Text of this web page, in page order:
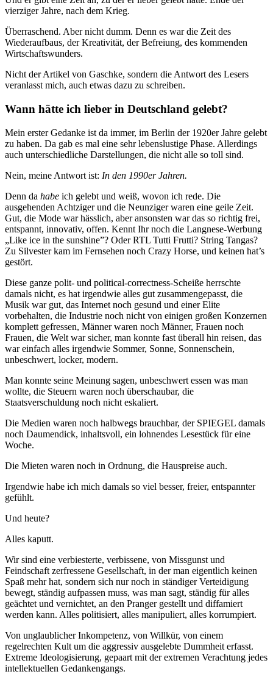
vierziger Jahre, nach dem Krieg.
Überraschend. Aber nicht dumm. Denn es war die Zeit des
Wiederaufbaus, der Kreativität, der Befreiung, des kommenden
Wirtschaftswunders.
Nicht der Artikel von Gaschke, sondern die Antwort des Lesers
veranlasst mich, auch etwas dazu zu schreiben.
Wann hätte ich lieber in Deutschland gelebt?
Mein erster Gedanke ist da immer, im Berlin der 1920er Jahre gelebt
zu haben. Da gab es mal eine sehr lebenslustige Phase. Allerdings
auch unterschiedliche Darstellungen, die nicht alle so toll sind.
Nein, meine Antwort ist: In den 1990er Jahren.
Denn da habe ich gelebt und weiß, wovon ich rede. Die
ausgehenden Achtziger und die Neunziger waren eine geile Zeit.
Gut, die Mode war hässlich, aber ansonsten war das so richtig frei,
entspannt, innovativ, offen. Kennt Ihr noch die Langnese-Werbung
„Like ice in the sunshine”? Oder RTL Tutti Frutti? String Tangas?
Zu Silvester kam im Fernsehen noch Crazy Horse, und keinen hat’s
gestört.
Diese ganze polit- und political-correctness-Scheiße herrschte
damals nicht, es hat irgendwie alles gut zusammengepasst, die
Musik war gut, das Internet noch gesund und einer Elite
vorbehalten, die Industrie noch nicht von einigen großen Konzernen
komplett gefressen, Männer waren noch Männer, Frauen noch
Frauen, die Welt war sicher, man konnte fast überall hin reisen, das
war einfach alles irgendwie Sommer, Sonne, Sonnenschein,
unbeschwert, locker, modern.
Man konnte seine Meinung sagen, unbeschwert essen was man
wollte, die Steuern waren noch überschaubar, die
Staatsverschuldung noch nicht eskaliert.
Die Medien waren noch halbwegs brauchbar, der SPIEGEL damals
noch Daumendick, inhaltsvoll, ein lohnendes Lesestück für eine
Woche.
Die Mieten waren noch in Ordnung, die Hauspreise auch.
Irgendwie habe ich mich damals so viel besser, freier, entspannter
gefühlt.
Und heute?
Alles kaputt.
Wir sind eine verbiesterte, verbissene, von Missgunst und
Feindschaft zerfressene Gesellschaft, in der man eigentlich keinen
Spaß mehr hat, sondern sich nur noch in ständiger Verteidigung
bewegt, ständig aufpassen muss, was man sagt, ständig für alles
geächtet und vernichtet, an den Pranger gestellt und diffamiert
werden kann. Alles politisiert, alles manipuliert, alles korrumpiert.
Von unglaublicher Inkompetenz, von Willkür, von einem
regelrechten Kult um die aggressiv ausgelebte Dummheit erfasst.
Extreme Ideologisierung, gepaart mit der extremen Verachtung jedes
intellektuellen Gedankengangs.